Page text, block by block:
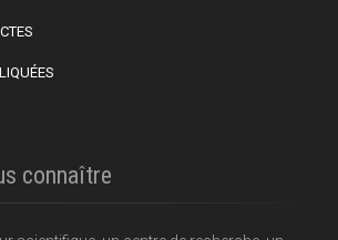
connaître